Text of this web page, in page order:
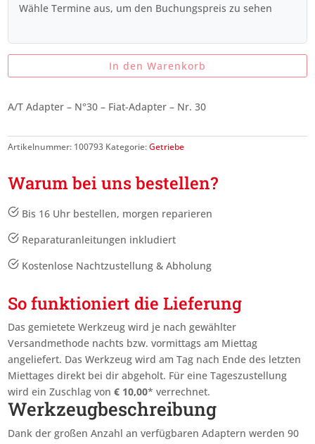
Wähle Termine aus, um den Buchungspreis zu sehen
In den Warenkorb
A/T Adapter – N°30 – Fiat-Adapter – Nr. 30
Artikelnummer: 100793 Kategorie:Getriebe
Warum bei uns bestellen?
Bis 16 Uhr bestellen, morgen reparieren
Reparaturanleitungen inkludiert
Kostenlose Nachtzustellung & Abholung
So funktioniert die Lieferung
Das gemietete Werkzeug wird je nach gewählter
Versandmethode nachts bzw. vormittags am Miettag
angeliefert. Das Werkzeug wird am Tag nach Ende des letzten
Miettagesdirekt bei dir abgeholt. Für eine Tageszustellung
wird ein Zuschlag von€ 10,00* verrechnet.
Werkzeugbeschreibung
Dank der großen Anzahl an verfügbaren Adaptern werden 90